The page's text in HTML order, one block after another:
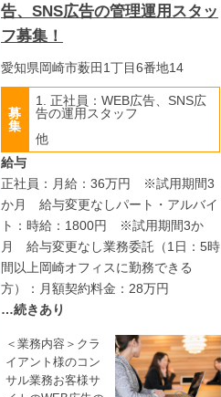
告、SNS広告の管理運用スタッ
フ募集！
愛知県岡崎市薮田1丁目6番地14
募
集
1. 正社員：WEB広告、SNS広
告の運用スタッフ
他
給与
正社員：月給：36万円 ※試用期間3
か月 給与変更なしパート・アルバイ
ト：時給：1800円 ※試用期間3か
月 給与変更なし業務委託（1日：5時
間以上岡崎オフィスに勤務できる
方）：月額契約料金：28万円
…続きあり
＜業務内容＞クラ
イアント様のコン
サル業務お客様サ